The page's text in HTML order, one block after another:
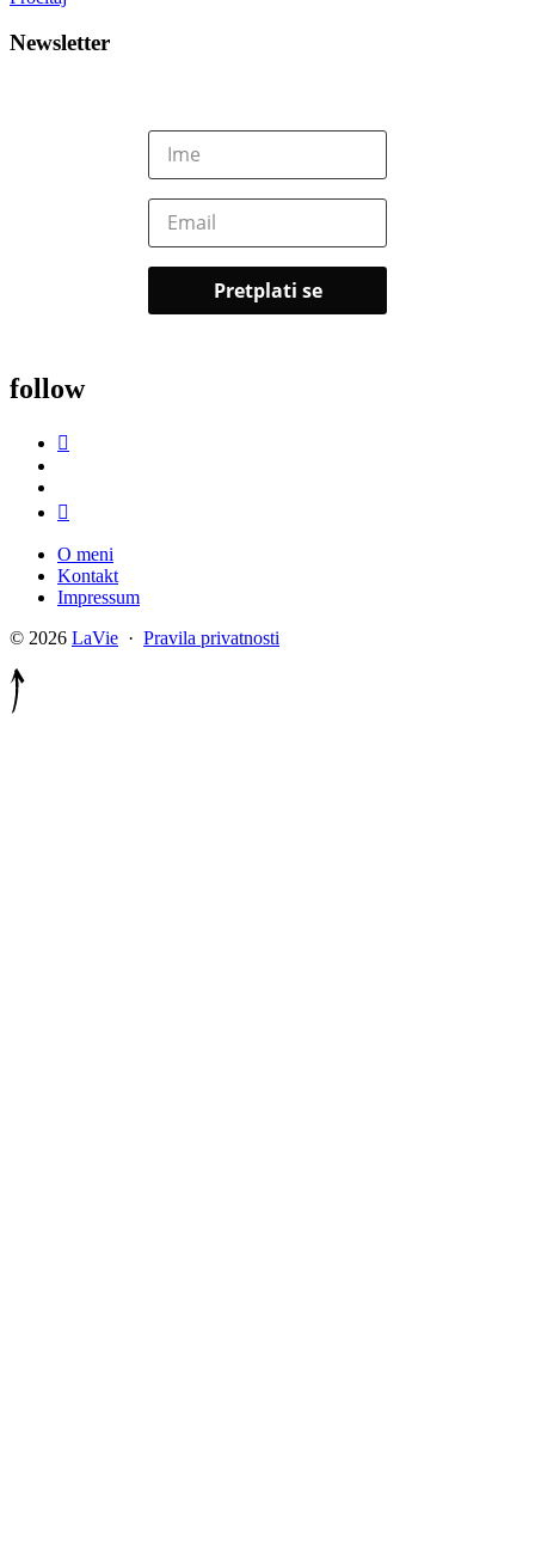
Newsletter
follow
O meni
Kontakt
Impressum
© 2026 LaVie · Pravila privatnosti